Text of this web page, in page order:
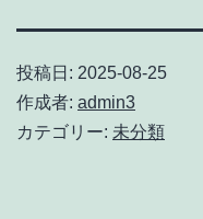
投稿日: 2025-08-25
作成者: admin3
カテゴリー: 未分類